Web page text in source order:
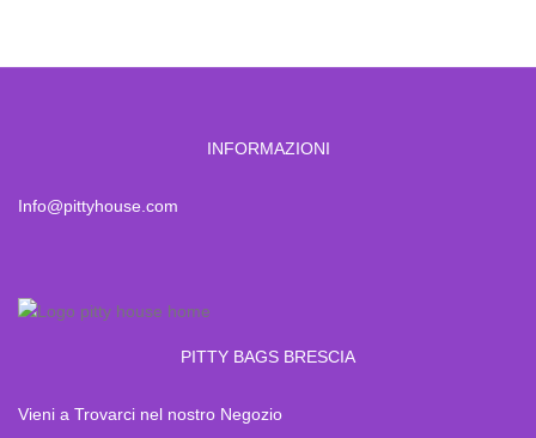
INFORMAZIONI
Info@pittyhouse.com
PITTY BAGS BRESCIA
Vieni a Trovarci nel nostro Negozio